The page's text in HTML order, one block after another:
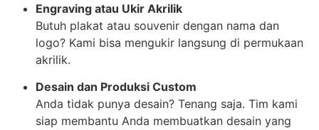
Engraving atau Ukir Akrilik
Butuh plakat atau souvenir dengan nama dan
logo? Kami bisa mengukir langsung di permukaan
akrilik.
Desain dan Produksi Custom
Anda tidak punya desain? Tenang saja. Tim kami
siap membantu Anda membuatkan desain yang